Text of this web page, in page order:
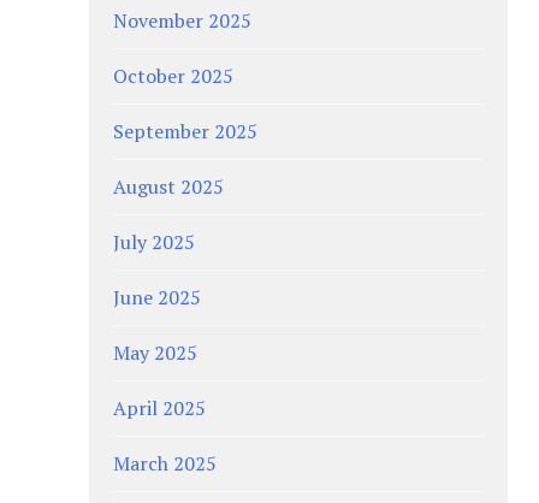
November 2025
October 2025
September 2025
August 2025
July 2025
June 2025
May 2025
April 2025
March 2025